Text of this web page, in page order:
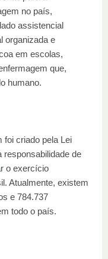
no país,
assistencial
organizada e
em escolas,
que,
humano.
foi criado pela Lei
responsabilidade de
o exercício
Atualmente, existem
e 784.737
todo o país.